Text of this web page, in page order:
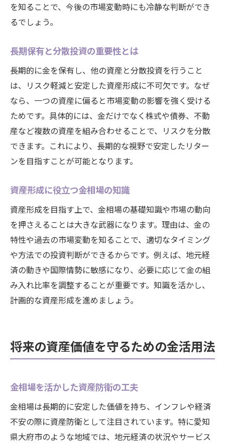
を知ることで、今後の市場変動時にも冷静な判断ができ
るでしょう。
長期保有と分散投資の重要性とは
長期的に金を保有し、他の資産と分散投資を行うこと
は、リスク軽減と安定した資産形成に不可欠です。なぜ
なら、一つの資産に偏ると市場変動の影響を強く受ける
ためです。具体的には、金だけでなく株式や債券、不動
産など複数の資産を組み合わせることで、リスクを分散
できます。これにより、長期的な視野で安定したリター
ンを目指すことが可能となります。
資産形成に役立つ金相場の知識
資産形成を目指す上で、金相場の基礎知識や市場の動向
を押さえることは大きな武器になります。理由は、金の
特性や過去の市場変動を知ることで、適切なタイミング
や方法での投資判断ができるからです。例えば、地元経
済の動きや国際情勢に敏感になり、必要に応じて金の組
み入れ比率を調整することが重要です。知識を活かし、
計画的な資産形成を進めましょう。
将来の資産価値を守るための金活用法
金相場を活かした資産防衛の工夫
金相場は長期的に安定した価値を持ち、インフレや経済
不安の際に資産防衛として注目されています。特に愛知
県大府市のような地域では、地元経済の状況やサービス